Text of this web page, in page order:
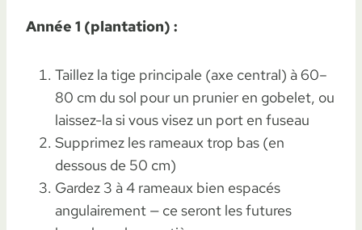
Année 1 (plantation) :
Taillez la tige principale (axe central) à 60–
80 cm du sol pour un prunier en gobelet, ou
laissez-la si vous visez un port en fuseau
Supprimez les rameaux trop bas (en
dessous de 50 cm)
Gardez 3 à 4 rameaux bien espacés
angulairement — ce seront les futures